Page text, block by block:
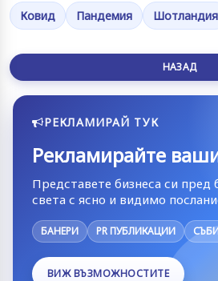
Ковид Пандемия Шотландия
НАЗАД
РЕКЛАМИРАЙ ТУК
Рекламирайте
Представете бизнеса си пред
света с ясно и видимо
БАНЕРИ PR ПУБЛИКАЦИИ
ВИЖ ВЪЗМОЖНОСТИТЕ